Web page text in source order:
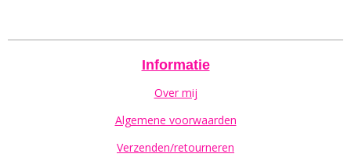
Informatie
Over mij
Algemene voorwaarden
Verzenden/retourneren